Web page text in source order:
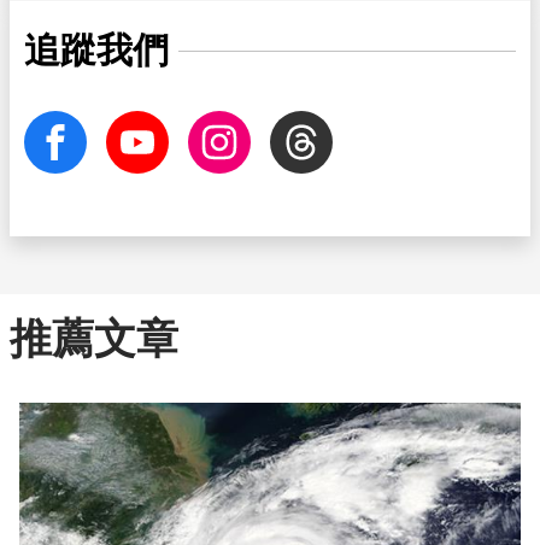
追蹤我們
facebook Youtube InstagramThreads
推薦文章